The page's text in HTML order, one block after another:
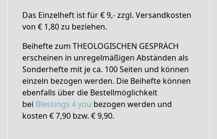
Das Einzelheft ist für € 9,- zzgl. Versandkosten
von € 1,80 zu beziehen.
Beihefte zum THEOLOGISCHEN GESPRÄCH
erscheinen in unregelmäßigen Abständen als
Sonderhefte mit je ca. 100 Seiten und können
einzeln bezogen werden. Die Beihefte können
ebenfalls über die Bestellmöglichkeit
bei Blessings 4 you bezogen werden und
kosten € 7,90 bzw. € 9,90.